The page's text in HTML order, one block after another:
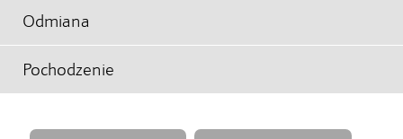
Odmiana
Pochodzenie